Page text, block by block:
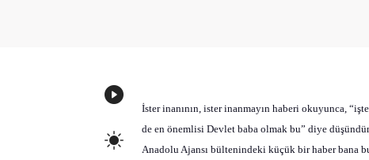
İster inanının, ister inanmayın haberi okuyunca,
de en önemlisi Devlet baba olmak bu” diye
Anadolu Ajansı bültenindeki küçük bir haber bana